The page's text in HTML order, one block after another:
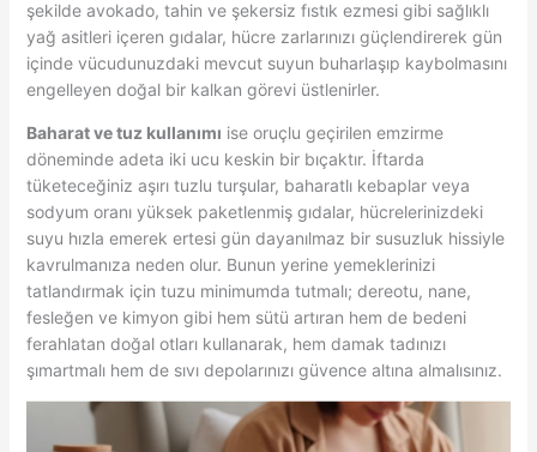
şekilde avokado, tahin ve şekersiz fıstık ezmesi gibi sağlıklı
yağ asitleri içeren gıdalar, hücre zarlarınızı güçlendirerek gün
içinde vücudunuzdaki mevcut suyun buharlaşıp kaybolmasını
engelleyen doğal bir kalkan görevi üstlenirler.
Baharat ve tuz kullanımı ise oruçlu geçirilen emzirme
döneminde adeta iki ucu keskin bir bıçaktır. İftarda
tüketeceğiniz aşırı tuzlu turşular, baharatlı kebaplar veya
sodyum oranı yüksek paketlenmiş gıdalar, hücrelerinizdeki
suyu hızla emerek ertesi gün dayanılmaz bir susuzluk hissiyle
kavrulmanıza neden olur. Bunun yerine yemeklerinizi
tatlandırmak için tuzu minimumda tutmalı; dereotu, nane,
fesleğen ve kimyon gibi hem sütü artıran hem de bedeni
ferahlatan doğal otları kullanarak, hem damak tadınızı
şımartmalı hem de sıvı depolarınızı güvence altına almalısınız.